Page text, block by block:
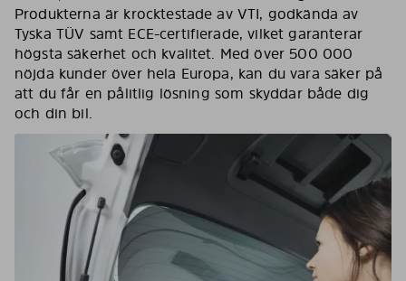
Produkterna är krocktestade av VTI, godkända av
Tyska TÜV samt ECE-certifierade, vilket garanterar
högsta säkerhet och kvalitet. Med över 500 000
nöjda kunder över hela Europa, kan du vara säker på
att du får en pålitlig lösning som skyddar både dig
och din bil.